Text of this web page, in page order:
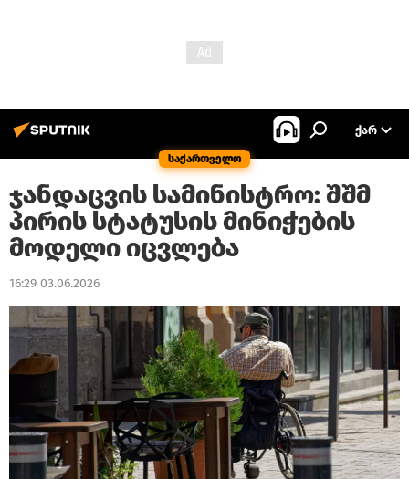
საქართველო
ᲥᲐᲠ
ჯანდაცვის სამინისტრო: შშმ
პირის სტატუსის მინიჭების
მოდელი იცვლება
16:29 03.06.2026